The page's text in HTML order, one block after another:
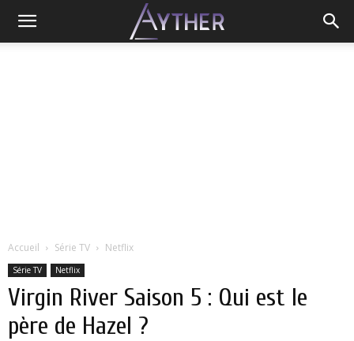
Accueil Série TV Netflix
Série TV Netflix
Virgin River Saison 5 : Qui est le
père de Hazel ?